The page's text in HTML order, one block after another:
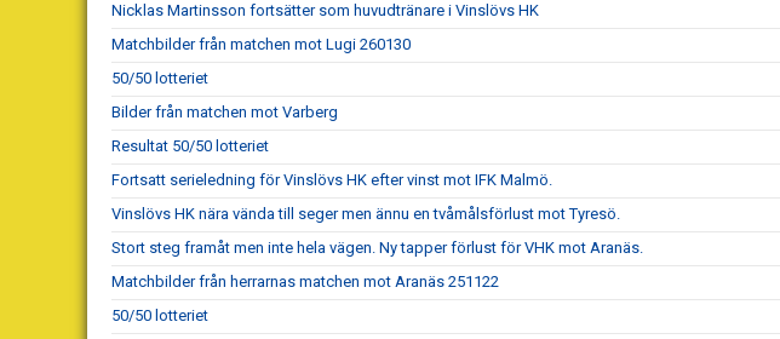
Nicklas Martinsson fortsätter som huvudtränare i Vinslövs HK
Matchbilder från matchen mot Lugi 260130
50/50 lotteriet
Bilder från matchen mot Varberg
Resultat 50/50 lotteriet
Fortsatt serieledning för Vinslövs HK efter vinst mot IFK Malmö.
Vinslövs HK nära vända till seger men ännu en tvåmålsförlust mot Tyresö.
Stort steg framåt men inte hela vägen. Ny tapper förlust för VHK mot Aranäs.
Matchbilder från herrarnas matchen mot Aranäs 251122
50/50 lotteriet